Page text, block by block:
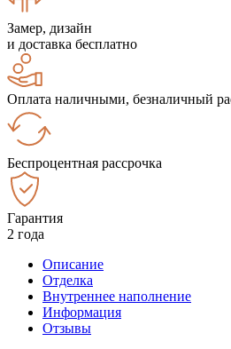
Замер, дизайн
и доставка бесплатно
Оплата наличными, безналичный
Беспроцентная рассрочка
Гарантия
2 года
Описание
Отделка
Внутреннее наполнение
Информация
Отзывы